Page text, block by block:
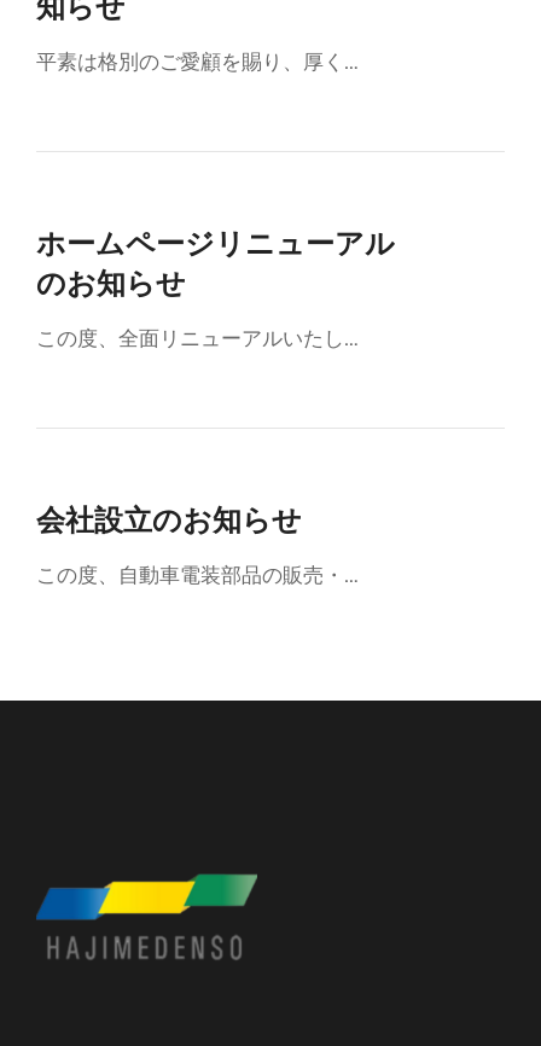
平素は格別のご愛顧を賜り、厚く…
ホームページリニューアル
のお知らせ
この度、全面リニューアルいたし…
会社設立のお知らせ
この度、自動車電装部品の販売・…